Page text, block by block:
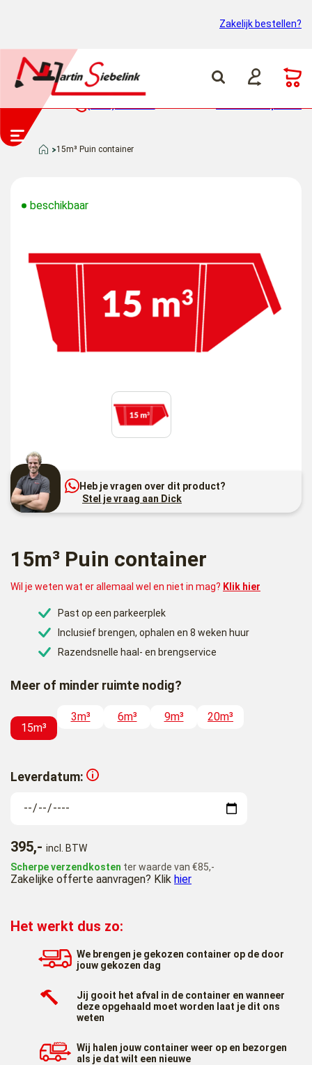
Zakelijk bestellen?
15m³ Puin container
beschikbaar
Heb je vragen over dit product?
Stel je vraag aan Dick
15m³ Puin container
Wil je weten wat er allemaal wel en niet in mag? Klik hier
Past op een parkeerplek
Inclusief brengen, ophalen en 8 weken huur
Razendsnelle haal- en brengservice
Meer of minder ruimte nodig?
15m³
3m³ 6m³ 9m³ 20m³
Leverdatum:
395,- incl. BTW
Scherpe verzendkosten ter waarde van €85,-
Zakelijke offerte aanvragen? Klik hier
Het werkt dus zo:
We brengen je gekozen container op de door
jouw gekozen dag
Jij gooit het afval in de container en wanneer
deze opgehaald moet worden laat je dit ons
weten
Wij halen jouw container weer op en bezorgen
als je dat wilt een nieuwe